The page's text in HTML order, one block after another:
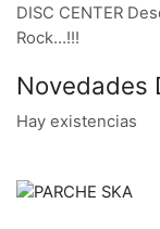
DISC CENTER
Rock…!!!
Novedades
Hay existencias